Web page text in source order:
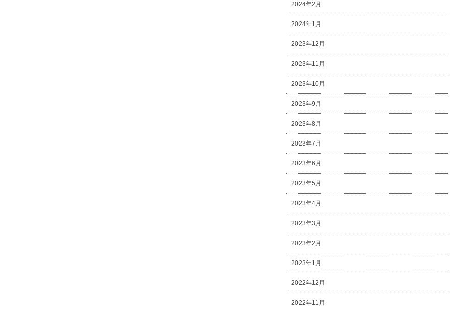
2024年2月
2024年1月
2023年12月
2023年11月
2023年10月
2023年9月
2023年8月
2023年7月
2023年6月
2023年5月
2023年4月
2023年3月
2023年2月
2023年1月
2022年12月
2022年11月